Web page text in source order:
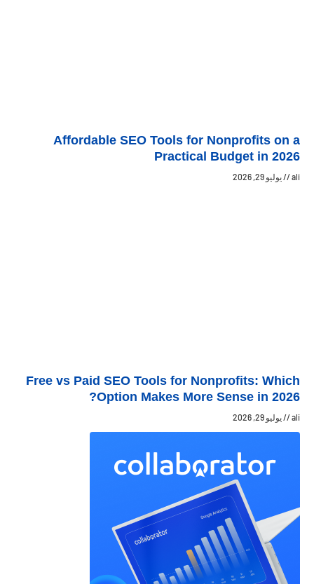
Affordable SEO Tools for Nonprofits on a
Practical Budget in 2026
ali يوليو 29, 2026
Free vs Paid SEO Tools for Nonprofits: Which
Option Makes More Sense in 2026?
ali يوليو 29, 2026